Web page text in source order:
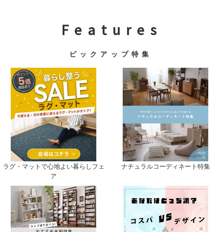
F e a t u r e s
ピ ッ ク ア ッ プ 特 集
ラグ・マットで心地よい暮らしフェ
ア
ナチュラルコーディネート特集